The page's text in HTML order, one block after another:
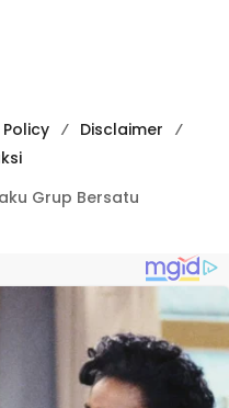
Disclaimer
Grup Bersatu